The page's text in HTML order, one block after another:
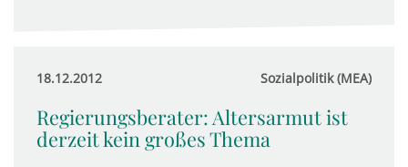
18.12.2012 Sozialpolitik (MEA)
Regierungsberater: Altersarmut ist
derzeit kein großes Thema